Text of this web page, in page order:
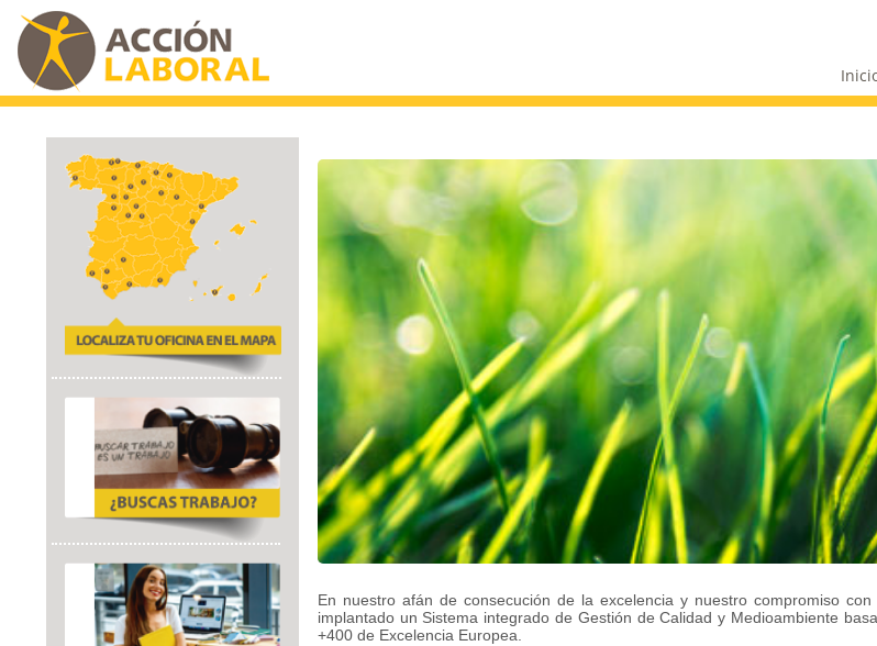
En nuestro afán de consecución de la excelencia y nuestro compromiso
implantado un Sistema integrado de Gestión de Calidad y Medioambiente
+400 de Excelencia Europea.